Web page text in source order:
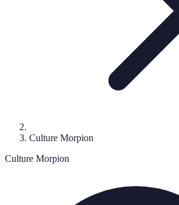
Culture Morpion
Culture Morpion